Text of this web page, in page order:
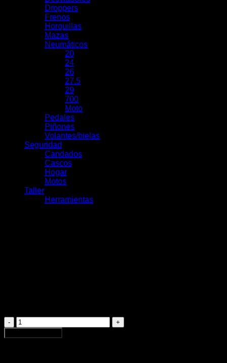
Droppers
Frenos
Horquillas
Mazas
Neumáticos
20
24
26
27.5
29
700
Moto
Pedales
Piñones
Volantes/bielas
Seguridad
Candados
Cascos
Hogar
Motos
Taller
Herramientas
Neumático
Maxxis
Reaver